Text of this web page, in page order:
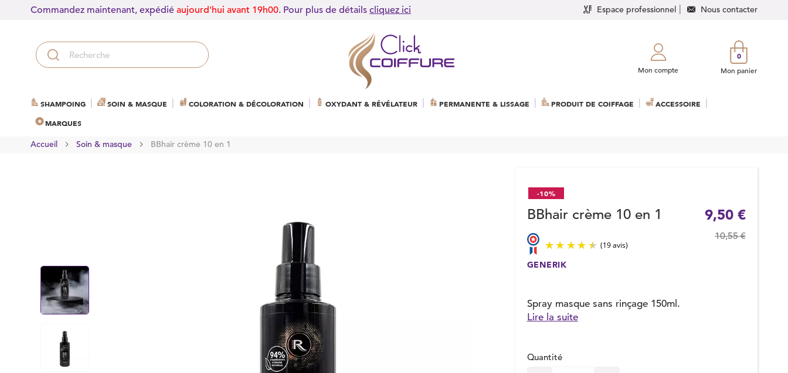
Commandez maintenant, expédié aujourd'hui avant 19h00. Pour plus de détails cliquez ici Espace professionnel Nous contacter
Mon compte
0
Mon panier
SHAMPOING SOIN & MASQUE COLORATION & DÉCOLORATION OXYDANT & RÉVÉLATEUR PERMANENTE & LISSAGE PRODUIT DE COIFFAGE ACCESSOIRE
MARQUES
Accueil Soin & masque BBhair crème 10 en 1
-10%
BBhair crème 10 en 1
GENERIK
Spray masque sans rinçage 150ml.
Lire la suite
9,50 €
10,55 €
Quantité